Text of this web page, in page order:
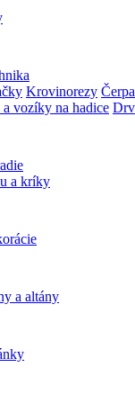
Krovinorezy
a vozíky na hadice
a kríky
a altány